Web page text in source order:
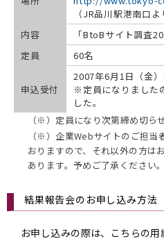
（JR品川駅港南口よ
内容
「BtoBサイト調査
定員
60名
申込受付
2007年6月1日（金）
※定員になりました
した。
（※）定員になり次第締め切ら
（※）企業Webサイトのご担当
おりますので、それ以外の方は
あります。予めご了承ください。
結果報告会のお申し込み方法
お申し込みの際は、こちらの